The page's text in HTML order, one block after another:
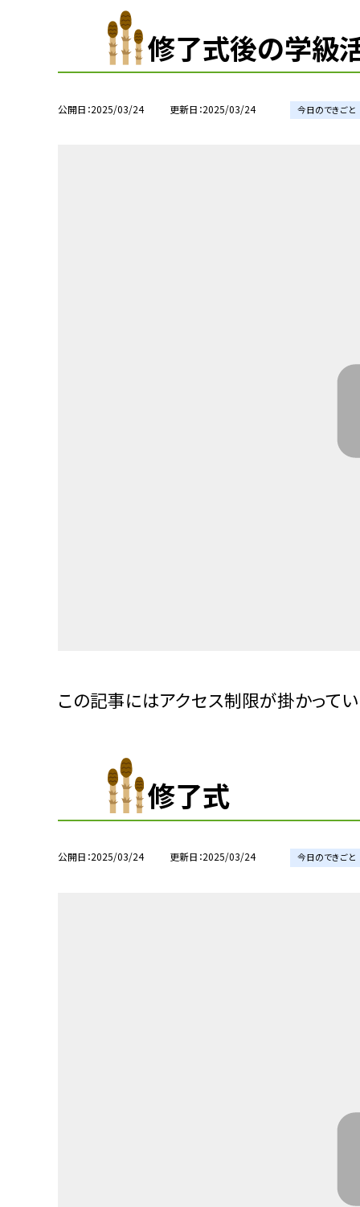
修了式後の学級
公開日 2025/03/24 更新日 2025/03/24 今日のできごと
この記事にはアクセス制限が掛かって
修了式
公開日 2025/03/24 更新日 2025/03/24 今日のできごと